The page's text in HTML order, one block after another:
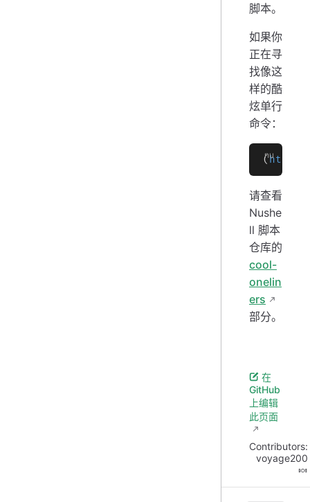
脚本。
如果你
正在寻
找像这
样的酷
炫单行
命令：
(http
请查看
Nushe
ll 脚本
仓库的
cool-
onelin
ers
部分。
在
GitHub
上编辑
此页面
Contributors:
voyage200
🍬